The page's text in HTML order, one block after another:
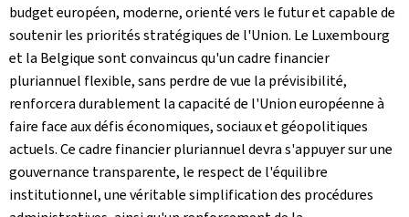
budget européen, moderne, orienté vers le futur et capable de
soutenir les priorités stratégiques de l'Union. Le Luxembourg
et la Belgique sont convaincus qu'un cadre financier
pluriannuel flexible, sans perdre de vue la prévisibilité,
renforcera durablement la capacité de l'Union européenne à
faire face aux défis économiques, sociaux et géopolitiques
actuels. Ce cadre financier pluriannuel devra s'appuyer sur une
gouvernance transparente, le respect de l'équilibre
institutionnel, une véritable simplification des procédures